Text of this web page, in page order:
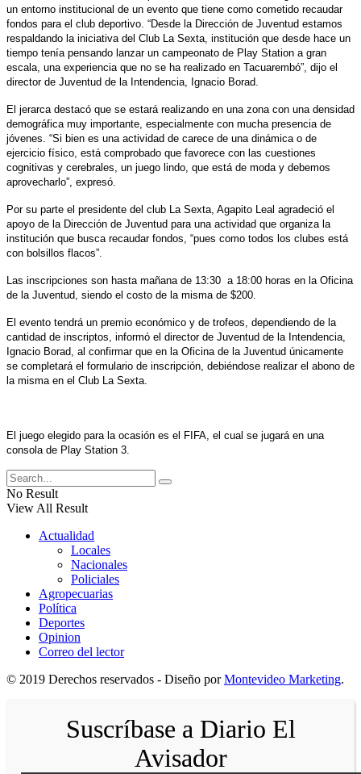
un entorno institucional de un evento que tiene como cometido recaudar
fondos para el club deportivo. “Desde la Dirección de Juventud estamos
respaldando la iniciativa del Club La Sexta, institución que desde hace un
tiempo tenía pensando lanzar un campeonato de Play Station a gran
escala, una experiencia que no se ha realizado en Tacuarembó”, dijo el
director de Juventud de la Intendencia, Ignacio Borad.
El jerarca destacó que se estará realizando en una zona con una densidad
demográfica muy importante, especialmente con mucha presencia de
jóvenes. “Si bien es una actividad de carece de una dinámica o de
ejercicio físico, está comprobado que favorece con las cuestiones
cognitivas y cerebrales, un juego lindo, que está de moda y debemos
aprovecharlo”, expresó.
Por su parte el presidente del club La Sexta, Agapito Leal agradeció el
apoyo de la Dirección de Juventud para una actividad que organiza la
institución que busca recaudar fondos, “pues como todos los clubes está
con bolsillos flacos”.
Las inscripciones son hasta mañana de 13:30 a 18:00 horas en la Oficina
de la Juventud, siendo el costo de la misma de $200.
El evento tendrá un premio económico y de trofeos, dependiendo de la
cantidad de inscriptos, informó el director de Juventud de la Intendencia,
Ignacio Borad, al confirmar que en la Oficina de la Juventud únicamente
se completará el formulario de inscripción, debiéndose realizar el abono de
la misma en el Club La Sexta.
El juego elegido para la ocasión es el FIFA, el cual se jugará en una
consola de Play Station 3.
No Result
View All Result
Actualidad
Locales
Nacionales
Policiales
Agropecuarias
Política
Deportes
Opinion
Correo del lector
© 2019 Derechos reservados - Diseño porMontevideo Marketing.
Suscríbase a Diario El
Avisador